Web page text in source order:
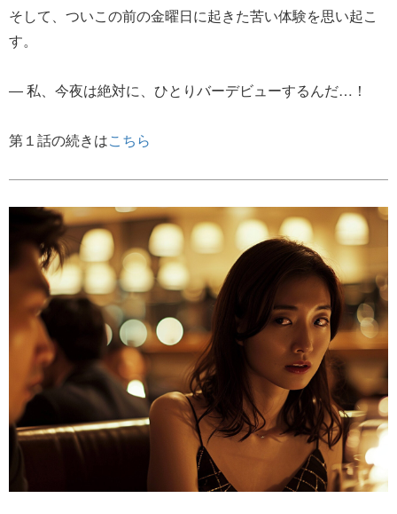
そして、ついこの前の金曜日に起きた苦い体験を思い起こ
す。
― 私、今夜は絶対に、ひとりバーデビューするんだ…！
第１話の続きはこちら